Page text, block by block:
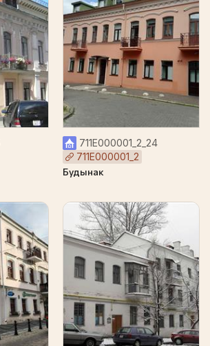
711Е000001_2_24
711Е000001_2
Будынак